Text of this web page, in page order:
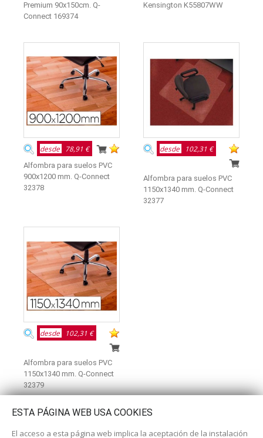
Premium 90x150cm. Q-
Connect 169374
Kensington K55807WW
desde 78,91 €
Alfombra para suelos PVC
900x1200 mm. Q-Connect
32378
desde 102,31 €
Alfombra para suelos PVC
1150x1340 mm. Q-Connect
32377
desde 102,31 €
Alfombra para suelos PVC
1150x1340 mm. Q-Connect
32379
ESTA PÁGINA WEB USA COOKIES
El acceso a esta página web implica la aceptación de la instalación